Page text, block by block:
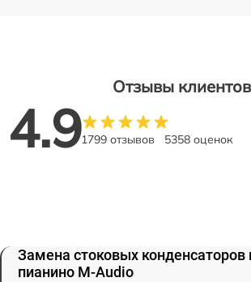
Отзывы клиентов
4.91799 отзывов 5358 оценок
Замена стоковых конденсаторов
пианино M-Audio